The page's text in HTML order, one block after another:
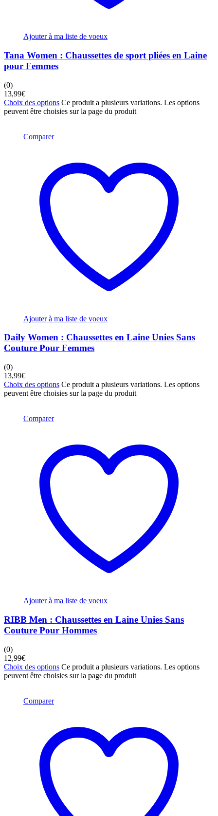
Ajouter à ma liste de voeux
Tana Women : Chaussettes de sport pliées en Laine
pour Femmes
(0)
13,99€
Choix des options Ce produit a plusieurs variations. Les options
peuvent être choisies sur la page du produit
Comparer
Ajouter à ma liste de voeux
Daily Women : Chaussettes en Laine Unies Sans
Couture Pour Femmes
(0)
13,99€
Choix des options Ce produit a plusieurs variations. Les options
peuvent être choisies sur la page du produit
Comparer
Ajouter à ma liste de voeux
RIBB Men : Chaussettes en Laine Unies Sans
Couture Pour Hommes
(0)
12,99€
Choix des options Ce produit a plusieurs variations. Les options
peuvent être choisies sur la page du produit
Comparer